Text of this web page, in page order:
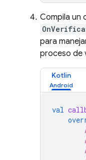
Compila un
para
proceso de
Kotlin
val